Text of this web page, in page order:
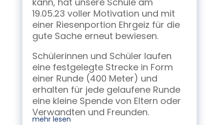
19.05.23 voller Motivation und mit
einer Riesenportion Ehrgeiz für die
gute Sache erneut bewiesen.
Schülerinnen und Schüler laufen
eine festgelegte Strecke in Form
einer Runde (400 Meter) und
erhalten für jede gelaufene Runde
eine kleine Spende von Eltern oder
Verwandten und Freunden.
mehr lesen